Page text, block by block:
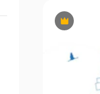
Premium